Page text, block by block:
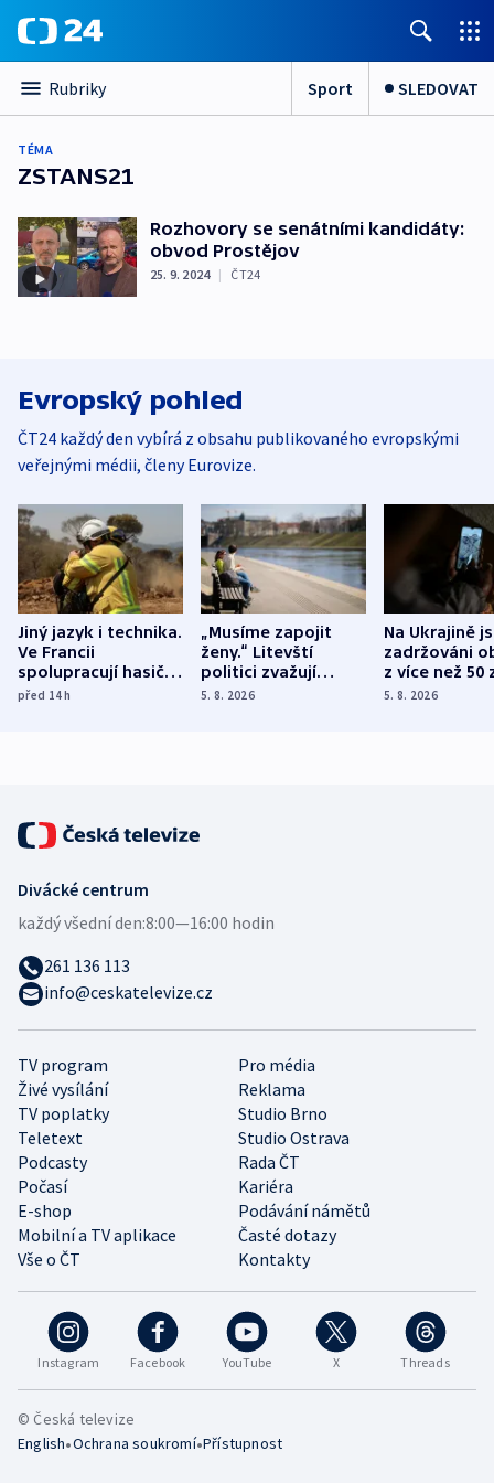
Rubriky Sport SLEDOVAT
TÉMA
ZSTANS21
Rozhovory se senátními kandidáty:
obvod Prostějov
25. 9. 2024 | ČT24
Evropský pohled
ČT24 každý den vybírá z obsahu publikovaného evropskými
veřejnými médii, členy Eurovize.
Jiný jazyk i technika.
Ve Francii
spolupracují hasiči z
různých zemí
před 14h
„Musíme zapojit
ženy.“ Litevští
politici zvažují
dohodu o
5. 8. 2026
Na Ukrajině
zadržováni
z více než 50
Bojovali na
5. 8. 2026
Instagram Facebook YouTube X Threads
TV program
Pro média
Živé vysílání
Reklama
TV poplatky
Studio Brno
Teletext
Studio Ostrava
Podcasty
Rada ČT
Počasí
Kariéra
E-shop
Podávání námětů
Mobilní a TV aplikace
Časté dotazy
Vše o ČT
Kontakty
Divácké centrum
každý všední den:8:00—16:00 hodin
261 136 113
info@ceskatelevize.cz
© Česká televize
English•Ochrana soukromí•Přístupnost